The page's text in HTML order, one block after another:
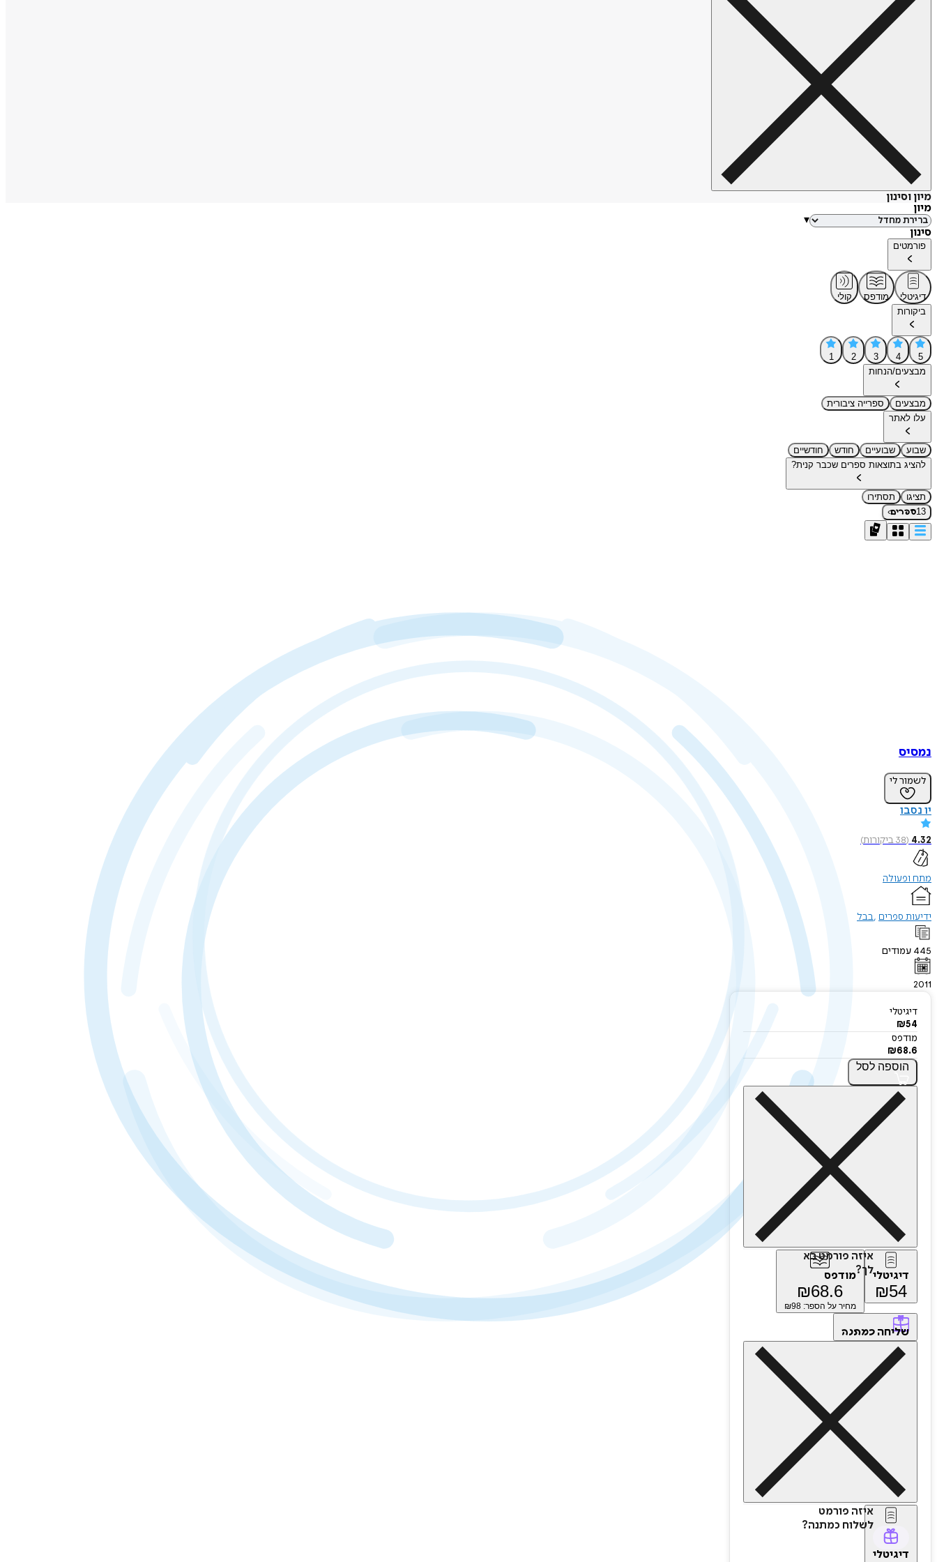
מיון וסינון
מיון
▾
סינון
פורמטים
דיגיטלי מודפס
קולי
ביקורות
5
4
3
2
1
מבצעים/הנחות
מבצעים
ספרייה ציבורית
עלו לאתר
שבוע שבועיים חודש
חודשיים
להציג בתוצאות ספרים שכבר קנית?
תציגו
תסתירו
13ספרים›
נמסיס
לשמור לי
יו נסבו
4.32
(
38ביקורות)
מתח ופעולה
ידיעות ספרים בבל
445 עמודים
2011
דיגיטלי
₪54
מודפס
₪68.6
הוספה לסל
איזה פורמט בא
לך?דיגיטלי
₪54
מודפס
₪68.6
מחיר על הספר: ₪98
שליחהכמתנה
איזה פורמט
לשלוח כמתנה?
דיגיטלי